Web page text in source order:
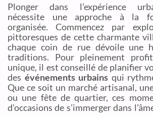
Plonger dans l’expérience
nécessite une approche à la
organisée. Commencez par
pittoresques de cette charmante
chaque coin de rue dévoile une
traditions. Pour pleinement
unique, il est conseillé de planifier
des événements urbains qui
Que ce soit un marché artisanal,
ou une fête de quartier, ces
d’occasions de s’immerger dans